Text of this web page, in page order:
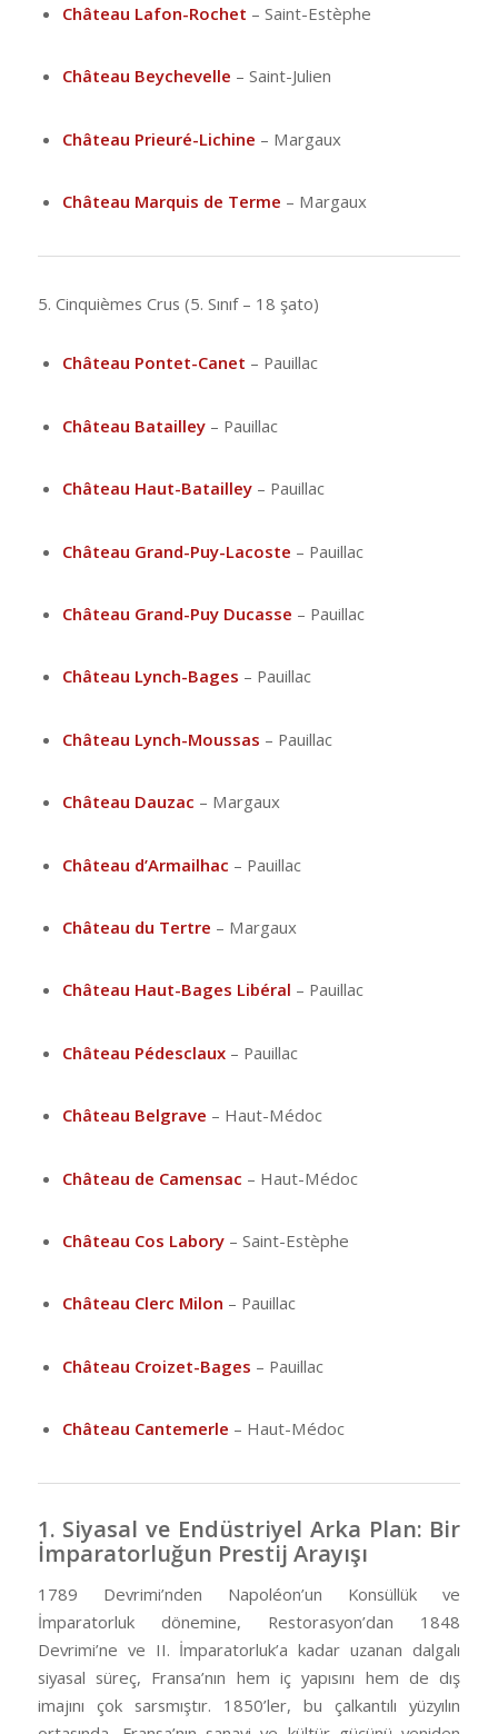
Château Lafon-Rochet – Saint-Estèphe
Château Beychevelle – Saint-Julien
Château Prieuré-Lichine – Margaux
Château Marquis de Terme – Margaux
5. Cinquièmes Crus (5. Sınıf – 18 şato)
Château Pontet-Canet – Pauillac
Château Batailley– Pauillac
Château Haut-Batailley– Pauillac
Château Grand-Puy-Lacoste – Pauillac
Château Grand-Puy Ducasse – Pauillac
Château Lynch-Bages – Pauillac
Château Lynch-Moussas – Pauillac
Château Dauzac – Margaux
Château d’Armailhac – Pauillac
Château du Tertre – Margaux
Château Haut-Bages Libéral – Pauillac
Château Pédesclaux– Pauillac
Château Belgrave – Haut-Médoc
Château de Camensac – Haut-Médoc
Château Cos Labory– Saint-Estèphe
Château Clerc Milon – Pauillac
Château Croizet-Bages – Pauillac
Château Cantemerle – Haut-Médoc
1. Siyasal ve Endüstriyel Arka Plan: Bir
İmparatorluğun Prestij Arayışı
1789 Devrimi’nden Napoléon’un Konsüllük ve
İmparatorluk dönemine, Restorasyon’dan 1848
Devrimi’ne ve II. İmparatorluk’a kadar uzanan dalgalı
siyasal süreç, Fransa’nın hem iç yapısını hem de dış
imajını çok sarsmıştır. 1850’ler, bu çalkantılı yüzyılın